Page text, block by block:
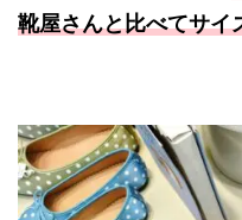
靴屋さんと比べてサイ